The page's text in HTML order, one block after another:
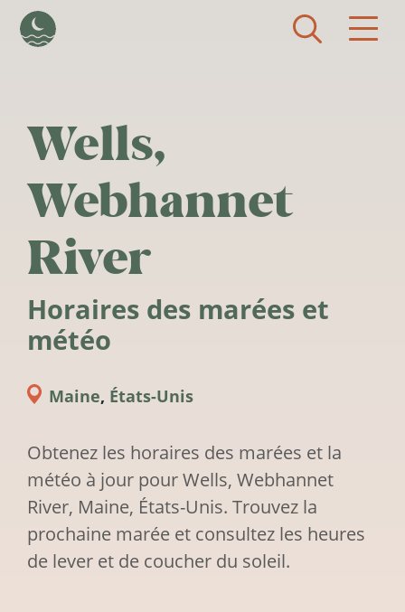
Wells,
Webhannet
River
Horaires des marées et
météo
Maine, États-Unis
Obtenez les horaires des marées et la
météo à jour pour Wells, Webhannet
River, Maine, États-Unis. Trouvez la
prochaine marée et consultez les heures
de lever et de coucher du soleil.